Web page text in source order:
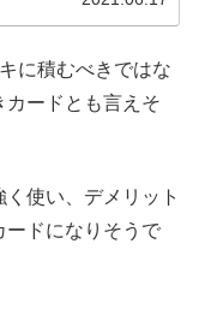
に積むべきではな
カードとも言えそ
使い、デメリット
ードになりそうで